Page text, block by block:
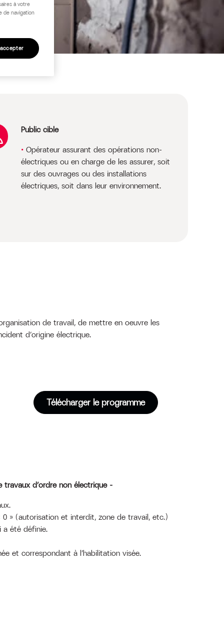
Public cible
Opérateur assurant des opérations non-
électriques ou en charge de les assurer, soit
sur des ouvrages ou des installations
électriques, soit dans leur environnement.
de travail, de mettre en oeuvre les
d’origine électrique.
Télécharger le programme
d’ordre non électrique –
0 » (autorisation et interdit, zone de travail, etc.)
a été définie.
et correspondant à l’habilitation visée.
à votre
de navigation